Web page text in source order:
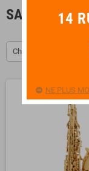
SAXOPHONE
Choisir
14
NE PLUS